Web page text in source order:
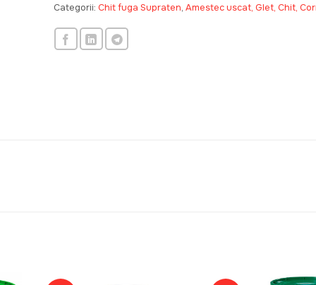
Categorii: Chit fuga Supraten, Amestec uscat, Glet, Chit,